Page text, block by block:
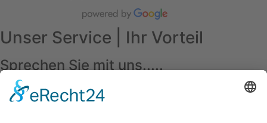
Unser Service | Ihr Vorteil
Sprechen Sie mit uns.....
Unverbindlich Kontakt aufnehmen